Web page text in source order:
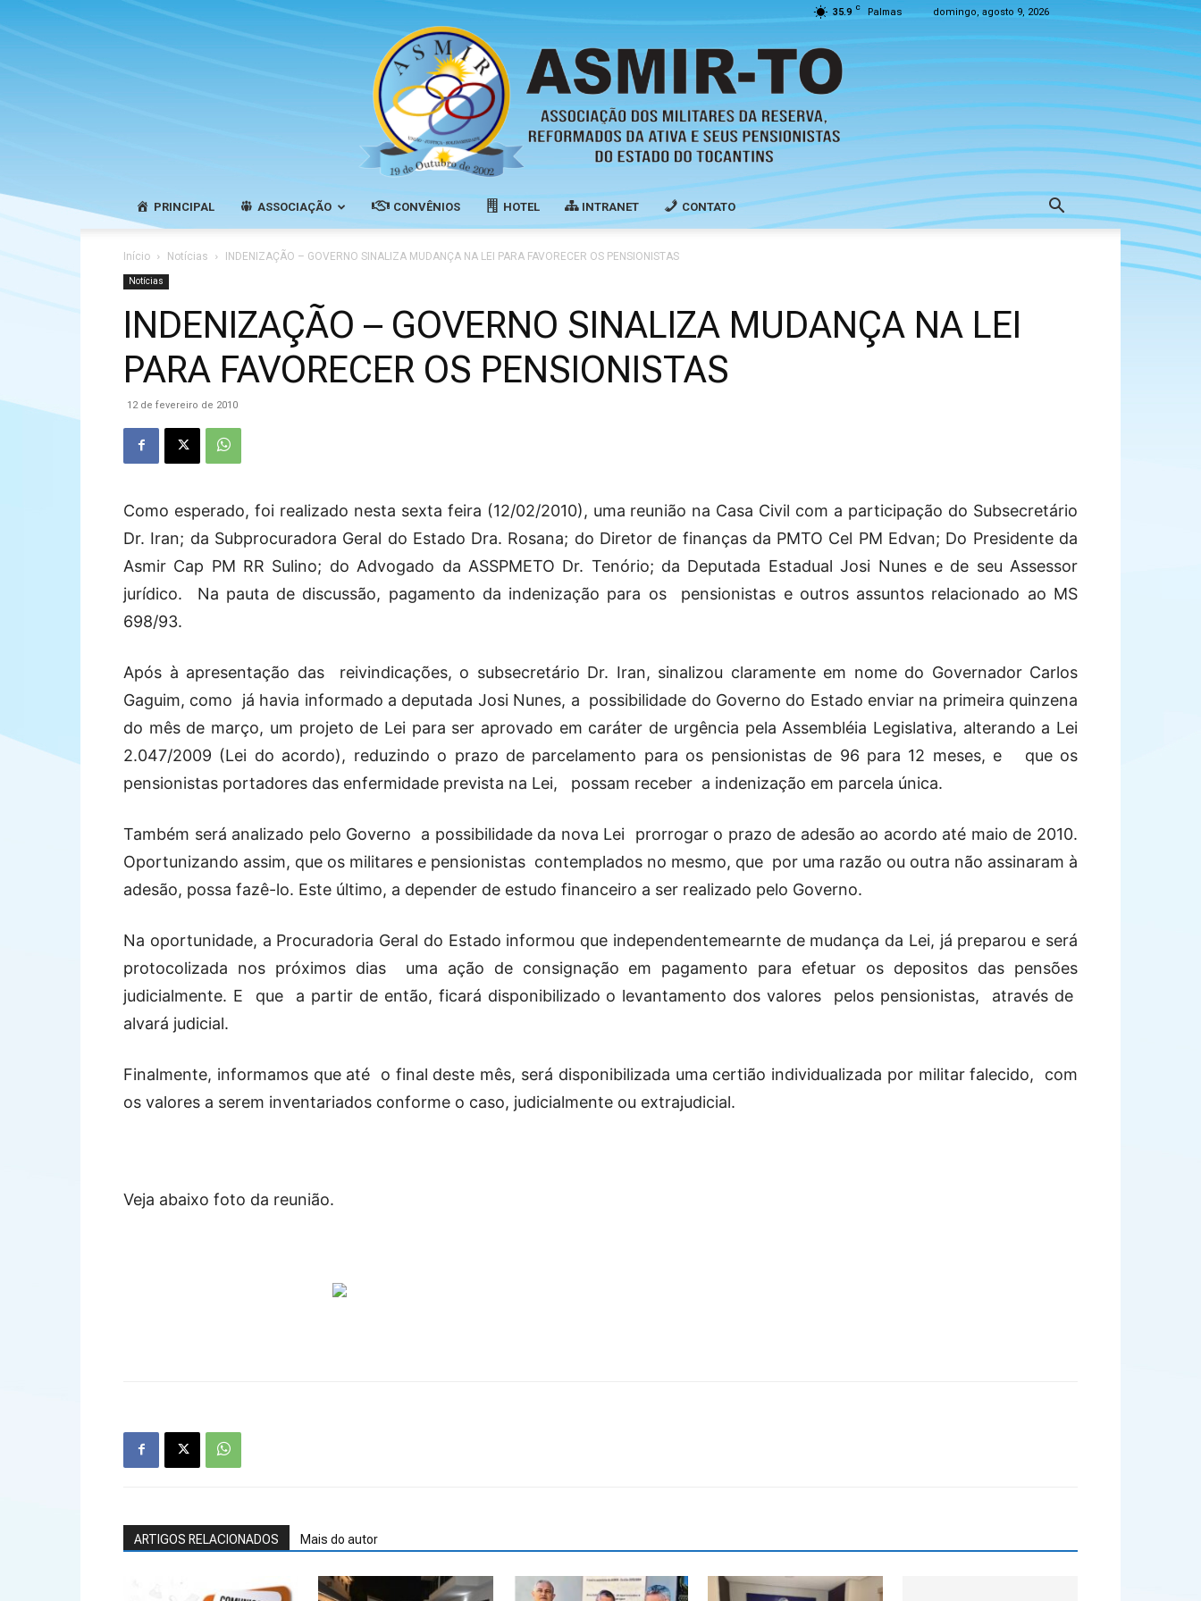
35.9 C Palmas domingo, agosto 9, 2026
dos
da
Reserva,
e
PRINCIPAL ASSOCIAÇÃO CONVÊNIOS HOTEL INTRANET CONTATO
Início Notícias INDENIZAÇÃO – GOVERNO SINALIZA MUDANÇA NA LEI PARA FAVORECER OS PENSIONISTAS
Notícias
INDENIZAÇÃO – GOVERNO SINALIZA MUDANÇA NA LEI
PARA FAVORECER OS PENSIONISTAS
12 de fevereiro de 2010
Como esperado, foi realizado nesta sexta feira (12/02/2010), uma reunião na Casa Civil com a participação do Subsecretário
Dr. Iran; da Subprocuradora Geral do Estado Dra. Rosana; do Diretor de finanças da PMTO Cel PM Edvan; Do Presidente da
Asmir Cap PM RR Sulino; do Advogado da ASSPMETO Dr. Tenório; da Deputada Estadual Josi Nunes e de seu Assessor
jurídico. Na pauta de discussão, pagamento da indenização para os pensionistas e outros assuntos relacionado ao MS
698/93.
Após à apresentação das reivindicações, o subsecretário Dr. Iran, sinalizou claramente em nome do Governador Carlos
Gaguim, como já havia informado a deputada Josi Nunes, a possibilidade do Governo do Estado enviar na primeira quinzena
do mês de março, um projeto de Lei para ser aprovado em caráter de urgência pela Assembléia Legislativa, alterando a Lei
2.047/2009 (Lei do acordo), reduzindo o prazo de parcelamento para os pensionistas de 96 para 12 meses, e que os
pensionistas portadores das enfermidade prevista na Lei, possam receber a indenização em parcela única.
Também será analizado pelo Governo a possibilidade da nova Lei prorrogar o prazo de adesão ao acordo até maio de 2010.
Oportunizando assim, que os militares e pensionistas contemplados no mesmo, que por uma razão ou outra não assinaram à
adesão, possa fazê-lo. Este último, a depender de estudo financeiro a ser realizado pelo Governo.
Na oportunidade, a Procuradoria Geral do Estado informou que independentemearnte de mudança da Lei, já preparou e será
protocolizada nos próximos dias uma ação de consignação em pagamento para efetuar os depositos das pensões
judicialmente. E que a partir de então, ficará disponibilizado o levantamento dos valores pelos pensionistas, através de
alvará judicial.
Finalmente, informamos que até o final deste mês, será disponibilizada uma certião individualizada por militar falecido, com
os valores a serem inventariados conforme o caso, judicialmente ou extrajudicial.
Veja abaixo foto da reunião.
ARTIGOS RELACIONADOS Mais do autor